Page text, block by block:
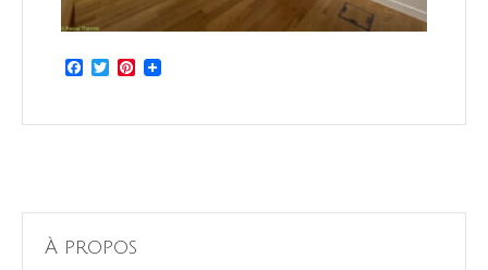
Facebook
TwitterPinterest
À propos